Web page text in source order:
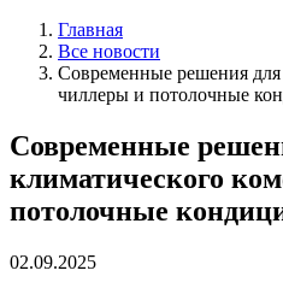
Главная
Все новости
Современные решения для
чиллеры и потолочные
Современные
климатического
потолочные
02.09.2025